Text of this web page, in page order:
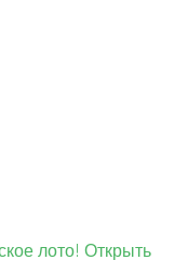
лото! Открыть